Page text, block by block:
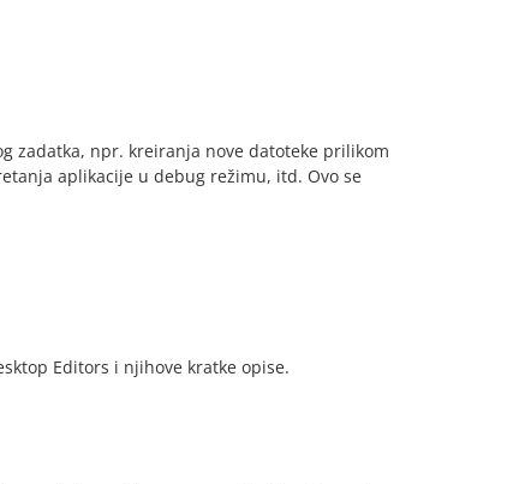
zadatka, npr. kreiranja nove datoteke prilikom
aplikacije u debug režimu, itd. Ovo se
Editors i njihove kratke opise.